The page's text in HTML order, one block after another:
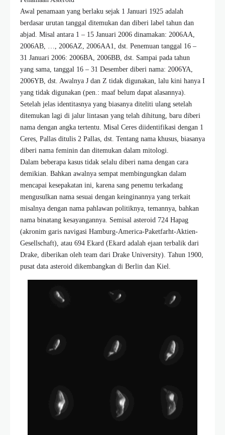
Awal penamaan yang berlaku sejak 1 Januari 1925 adalah
berdasar urutan tanggal ditemukan dan diberi label tahun dan
abjad. Misal antara 1 – 15 Januari 2006 dinamakan: 2006AA,
2006AB, …, 2006AZ, 2006AA1, dst. Penemuan tanggal 16 –
31 Januari 2006: 2006BA, 2006BB, dst. Sampai pada tahun
yang sama, tanggal 16 – 31 Desember diberi nama: 2006YA,
2006YB, dst. Awalnya J dan Z tidak digunakan, lalu kini hanya I
yang tidak digunakan (pen.: maaf belum dapat alasannya).
Setelah jelas identitasnya yang biasanya diteliti ulang setelah
ditemukan lagi di jalur lintasan yang telah dihitung, baru diberi
nama dengan angka tertentu. Misal Ceres diidentifikasi dengan 1
Ceres, Pallas ditulis 2 Pallas, dst. Tentang nama khusus, biasanya
diberi nama feminin dan ditemukan dalam mitologi.
Dalam beberapa kasus tidak selalu diberi nama dengan cara
demikian. Bahkan awalnya sempat membingungkan dalam
mencapai kesepakatan ini, karena sang penemu terkadang
mengusulkan nama sesuai dengan keinginannya yang terkait
misalnya dengan nama pahlawan politiknya, temannya, bahkan
nama binatang kesayangannya. Semisal asteroid 724 Hapag
(akronim garis navigasi Hamburg-America-Paketfarht-Aktien-
Gesellschaft), atau 694 Ekard (Ekard adalah ejaan terbalik dari
Drake, diberikan oleh team dari Drake University). Tahun 1900,
pusat data asteroid dikembangkan di Berlin dan Kiel.